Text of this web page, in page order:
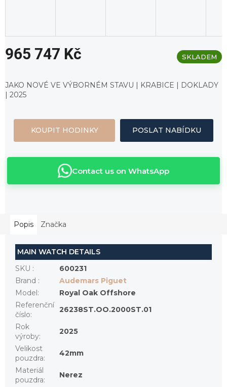
965 747 Kč
cena:
SKLADEM
JAKO NOVÉ VE VÝBORNÉM STAVU | KRABICE | DOKLADY
| 2025
KOUPIT HODINKY POSLAT NABÍDKU
Contact us on WhatsApp
Popis Značka
MAIN WATCH DETAILS
SKU :
600231
Brand :
Audemars Piguet
Model :
Royal Oak Offshore
Referenční
číslo:
26238ST.OO.2000ST.01
Rok
výroby:
2025
Velikost
pouzdra:
42mm
Materiál
pouzdra:
Nerez